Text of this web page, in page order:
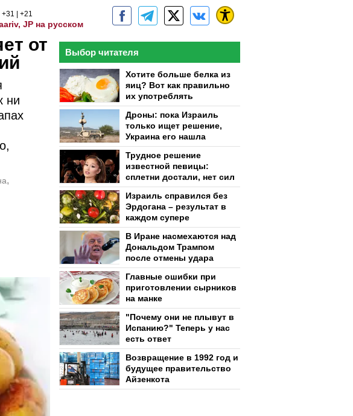
+31 +21
JP на русском
от
ни
Выбор читателя
Хотите больше белка из
яиц? Вот как правильно
их употреблять
Дроны: пока Израиль
только ищет решение,
Украина его нашла
Трудное решение
известной певицы:
сплетни достали, нет сил
Израиль справился без
Эрдогана – результат в
каждом супере
В Иране насмехаются над
Дональдом Трампом
после отмены удара
Главные ошибки при
приготовлении сырников
на манке
"Почему они не плывут в
Испанию?" Теперь у нас
есть ответ
Возвращение в 1992 год и
будущее правительство
Айзенкота